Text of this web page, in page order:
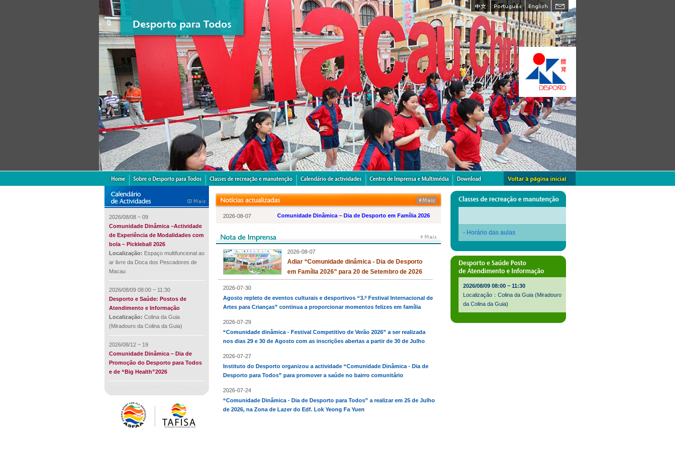
2026/08/08 ~ 09
Comunidade Dinâmica –Actividade
de Experiência de Modalidades com
bola – Pickleball 2026
Localização: Espaço multifuncional ao
ar livre da Doca dos Pescadores de
Macau
2026/08/09 08:00 ~ 11:30
Desporto e Saúde: Postos de
Atendimento e Informação
Localização: Colina da Guia
(Miradouro da Colina da Guia)
2026/08/12 ~ 19
Comunidade Dinâmica – Dia de
Promoção do Desporto para Todos
e de “Big Health”2026
2026-08-07 Comunidade Dinâmica – Dia de Desporto em Família 2026
2026-08-07
Adiar “Comunidade dinâmica - Dia de Desporto
em Família 2026” para 20 de Setembro de 2026
2026-07-30
Agosto repleto de eventos culturais e desportivos “3.º Festival Internacional de
Artes para Crianças” continua a proporcionar momentos felizes em família
2026-07-29
“Comunidade dinâmica - Festival Competitivo de Verão 2026” a ser realizada
nos dias 29 e 30 de Agosto com as inscrições abertas a partir de 30 de Julho
2026-07-27
Instituto do Desporto organizou a actividade “Comunidade Dinâmica - Dia de
Desporto para Todos” para promover a saúde no bairro comunitário
2026-07-24
“Comunidade Dinâmica - Dia de Desporto para Todos” a realizar em 25 de Julho
de 2026, na Zona de Lazer do Edf. Lok Yeong Fa Yuen
- Horário das aulas
2026/08/09 08:00 ~ 11:30
Localização：Colina da Guia (Miradouro
da Colina da Guia)